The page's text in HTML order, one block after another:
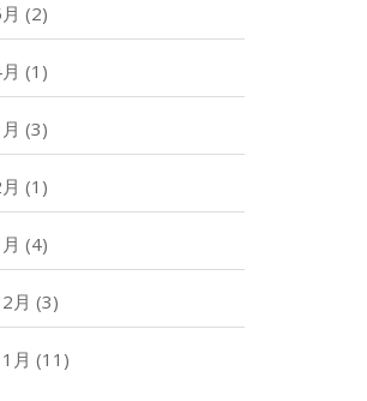
(2)
(1)
(3)
(1)
(4)
月 (3)
月 (11)